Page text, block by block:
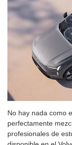
No hay nada como
perfectamente
profesionales de